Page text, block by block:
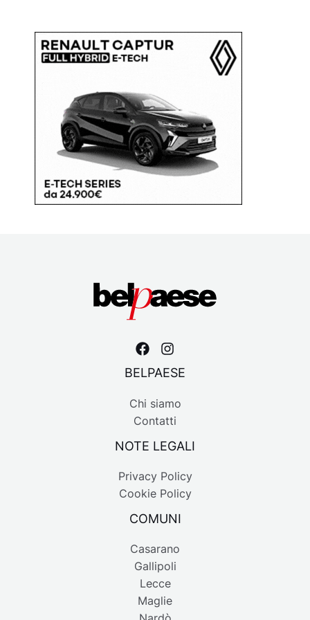
BELPAESE
Chi siamo
Contatti
NOTE LEGALI
Privacy Policy
Cookie Policy
COMUNI
Casarano
Gallipoli
Lecce
Maglie